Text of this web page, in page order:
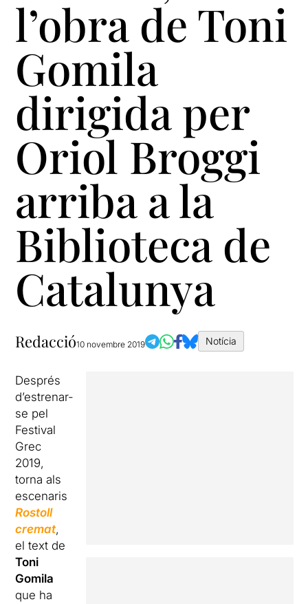
l’obra de Toni
Gomila
dirigida per
Oriol Broggi
arriba a la
Biblioteca de
Catalunya
Redacció10 novembre 2019 Notícia
Després
d’estrenar-
se pel
Festival
Grec
2019,
torna als
escenaris
Rostoll
cremat,
el text de
Toni
Gomila
que ha